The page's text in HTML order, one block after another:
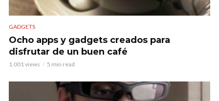
GADGETS
Ocho apps y gadgets creados para
disfrutar de un buen café
1.001 views 5 min read